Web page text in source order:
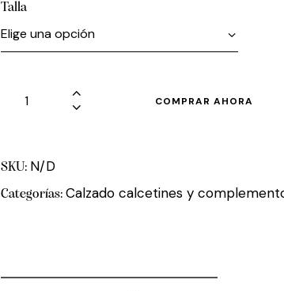
Talla
COMPRAR AHORA
SKU: N/D
Categorías:Calzado calcetines y